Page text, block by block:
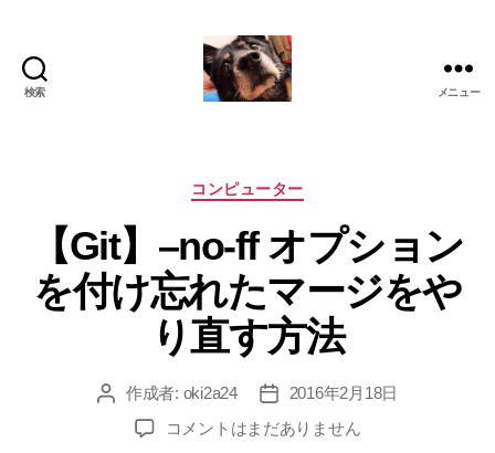
検索 メニュー
カ
ゴ
リ
ー
コンピューター
【Git】–no-ff オプション
を付け忘れたマージをや
り直す方法
投 作成者: oki2a24
投
稿
日
2016年2月18日
【Git】–
コメントはまだありません